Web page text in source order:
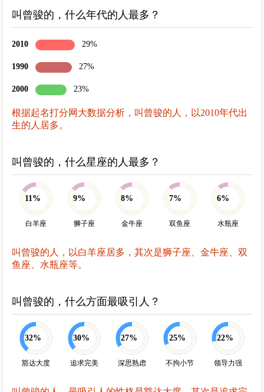
叫曾骏的，什么年代的人最多？
2010 29%
1990 27%
2000 23%
根据起名打分网大数据分析，叫曾骏的人，以2010年代出
生的人居多。
叫曾骏的，什么星座的人最多？
11%
白羊座
9%
狮子座
8%
金牛座
7%
双鱼座
6%
水瓶座
叫曾骏的人，以白羊座居多，其次是狮子座、金牛座、双
鱼座、水瓶座等。
叫曾骏的，什么方面最吸引人？
32%
豁达大度
30%
追求完美
27%
深思熟虑
25%
不拘小节
22%
领导力强